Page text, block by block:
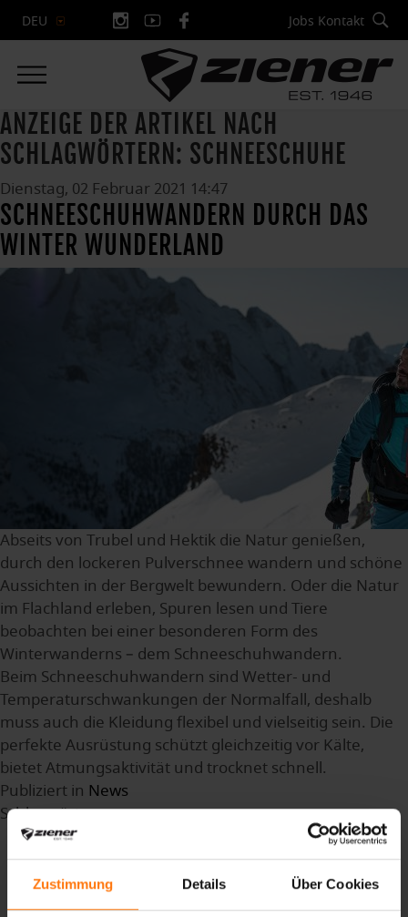
Zustimmung Details Über Cookies
DEU Jobs Kontakt
ANZEIGE DER ARTIKEL NACH
SCHLAGWÖRTERN: SCHNEESCHUHE
Dienstag, 02 Februar 2021 14:47
SCHNEESCHUHWANDERN DURCH DAS
WINTER WUNDERLAND
Abseits von Trubel und Hektik die Natur genießen,
durch den lockeren Pulverschnee wandern und schöne
Aussichten in der Bergwelt bewundern. Oder die Natur
im Flachland erleben, Spuren lesen und Tiere
beobachten bei einer besonderen Form des
Winterwanderns – dem Schneeschuhwandern.
Beim Schneeschuhwandern sind Wetter- und
Temperaturschwankungen der Normalfall, deshalb
muss auch die Kleidung flexibel und vielseitig sein. Die
perfekte Ausrüstung schützt gleichzeitig vor Kälte,
bietet Atmungsaktivität und trocknet schnell.
Publiziert in News
Schlagwörter
wandern
Schneeschuhwandern
Schneewandern
Bekleidung